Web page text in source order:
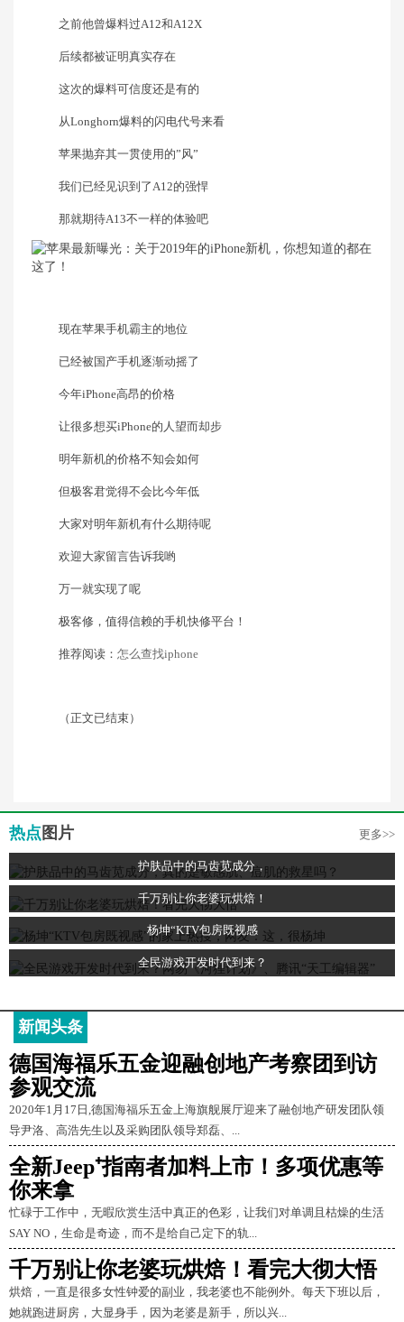
之前他曾爆料过A12和A12X
后续都被证明真实存在
这次的爆料可信度还是有的
从Longhorn爆料的闪电代号来看
苹果抛弃其一贯使用的”风”
我们已经见识到了A12的强悍
那就期待A13不一样的体验吧
现在苹果手机霸主的地位
已经被国产手机逐渐动摇了
今年iPhone高昂的价格
让很多想买iPhone的人望而却步
明年新机的价格不知会如何
但极客君觉得不会比今年低
大家对明年新机有什么期待呢
欢迎大家留言告诉我哟
万一就实现了呢
极客修，值得信赖的手机快修平台！
推荐阅读： 怎么查找iphone
（正文已结束）
热点 图片 更多>>
护肤品中的马齿苋成分，
千万别让你老婆玩烘焙！
杨坤“KTV包房既视感
全民游戏开发时代到来？
新闻头条
德国海福乐五金迎融创地产考察团到访
参观交流
2020年1月17日,德国海福乐五金上海旗舰展厅迎来了融创地产研发团队领
导尹洛、高浩先生以及采购团队领导郑磊、...
全新Jeep⁺指南者加料上市！多项优惠等
你来拿
忙碌于工作中，无暇欣赏生活中真正的色彩，让我们对单调且枯燥的生活
SAY NO，生命是奇迹，而不是给自己定下的轨...
千万别让你老婆玩烘焙！看完大彻大悟
烘焙，一直是很多女性钟爱的副业，我老婆也不能例外。每天下班以后，
她就跑进厨房，大显身手，因为老婆是新手，所以兴...